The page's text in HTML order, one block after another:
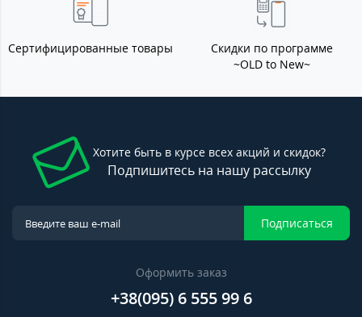
Сертифицированные товары
Скидки по программе
~OLD to New~
Хотите быть в курсе всех акций и скидок?
Подпишитесь на нашу рассылку
Подписаться
Оформить заказ
+38(095) 6 555 99 6